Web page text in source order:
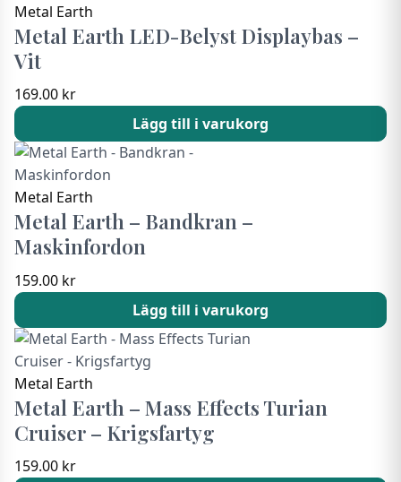
Metal Earth
Metal Earth LED-Belyst Displaybas –
Vit
169.00 kr
Lägg till i varukorg
Metal Earth
Metal Earth – Bandkran –
Maskinfordon
159.00 kr
Lägg till i varukorg
Metal Earth
Metal Earth – Mass Effects Turian
Cruiser – Krigsfartyg
159.00 kr